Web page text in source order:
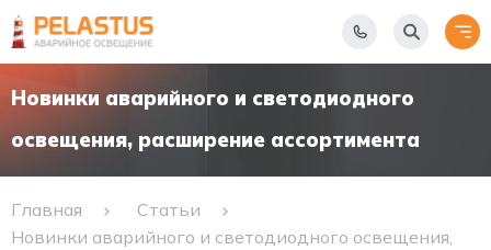
Новинки аварийного и светодиодного
освещения, расширение ассортимента
Главная
Статьи
Новинки аварийного и светодиодного освещения,